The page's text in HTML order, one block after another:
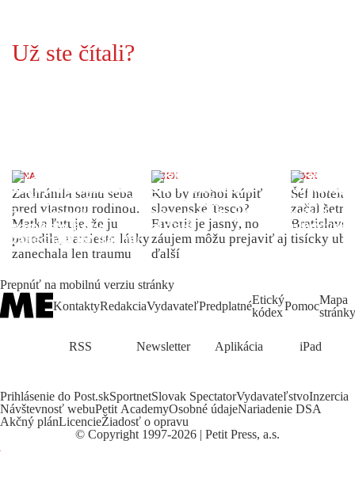
Už ste čítali?
ŽENA
Zachránila samu seba
pred vlastnou rodinou.
Matka ľutuje, že ju
porodila, namiesto lásky
zanechala len traumu
INDEX
Kto by mohol kúpiť
slovenské Tesco?
Favorit je jasný, no
záujem môžu prejaviť aj
ďalší
INDEX
Šéf
začal
Bratislave
tisícky
Prepnúť na mobilnú verziu stránky
KontaktyRedakciaVydavateľPredplatnéEtický
kódexPomocMapa
stránky
RSS Newsletter Aplikácia iPad
Prihlásenie do Post.skSportnetSlovak SpectatorVydavateľstvoInzercia
Návštevnosť webuPetit AcademyOsobné údajeNariadenie DSA
Akčný plánLicencieŽiadosť o opravu
© Copyright 1997-2026 | Petit Press, a.s.